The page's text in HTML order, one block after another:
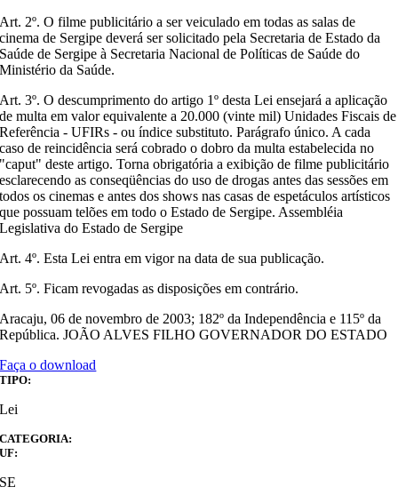
Art. 2º. O filme publicitário a ser veiculado em todas as salas de
cinema de Sergipe deverá ser solicitado pela Secretaria de Estado da
Saúde de Sergipe à Secretaria Nacional de Políticas de Saúde do
Ministério da Saúde.
Art. 3º. O descumprimento do artigo 1º desta Lei ensejará a aplicação
de multa em valor equivalente a 20.000 (vinte mil) Unidades Fiscais de
Referência - UFIRs - ou índice substituto. Parágrafo único. A cada
caso de reincidência será cobrado o dobro da multa estabelecida no
"caput" deste artigo. Torna obrigatória a exibição de filme publicitário
esclarecendo as conseqüências do uso de drogas antes das sessões em
todos os cinemas e antes dos shows nas casas de espetáculos artísticos
que possuam telões em todo o Estado de Sergipe. Assembléia
Legislativa do Estado de Sergipe
Art. 4º. Esta Lei entra em vigor na data de sua publicação.
Art. 5º. Ficam revogadas as disposições em contrário.
Aracaju, 06 de novembro de 2003; 182º da Independência e 115º da
República. JOÃO ALVES FILHO GOVERNADOR DO ESTADO
Faça o download
TIPO:
Lei
CATEGORIA:
UF:
SE